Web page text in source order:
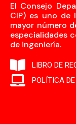
El Consejo
CIP) es uno de
mayor número
especialidades
de ingeniería.
LIBRO DE
POLÍTICA